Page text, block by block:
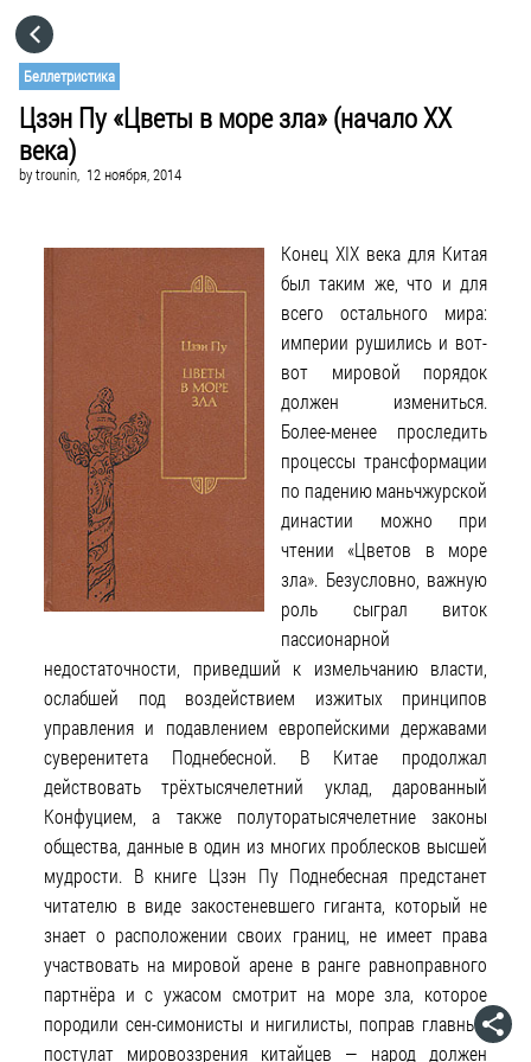
Беллетристика
Цзэн Пу «Цветы в море зла» (начало XX
века)
bytrounin, 12 ноября, 2014
Конец XIX века для Китая
был таким же, что и для
всего остального мира:
империи рушились и вот-
вот мировой порядок
должен измениться.
Более-менее проследить
процессы трансформации
по падению маньчжурской
династии можно при
чтении «Цветов в море
зла». Безусловно, важную
роль сыграл виток
пассионарной
недостаточности, приведший к измельчанию власти,
ослабшей под воздействием изжитых принципов
управления и подавлением европейскими державами
суверенитета Поднебесной. В Китае продолжал
действовать трёхтысячелетний уклад, дарованный
Конфуцием, а также полуторатысячелетние законы
общества, данные в один из многих проблесков высшей
мудрости. В книге Цзэн Пу Поднебесная предстанет
читателю в виде закостеневшего гиганта, который не
знает о расположении своих границ, не имеет права
участвовать на мировой арене в ранге равноправного
партнёра и с ужасом смотрит на море зла, которое
породили сен-симонисты и нигилисты, поправ главный
постулат мировоззрения китайцев — народ должен
CATEGORIES
VISIT WEBSITE